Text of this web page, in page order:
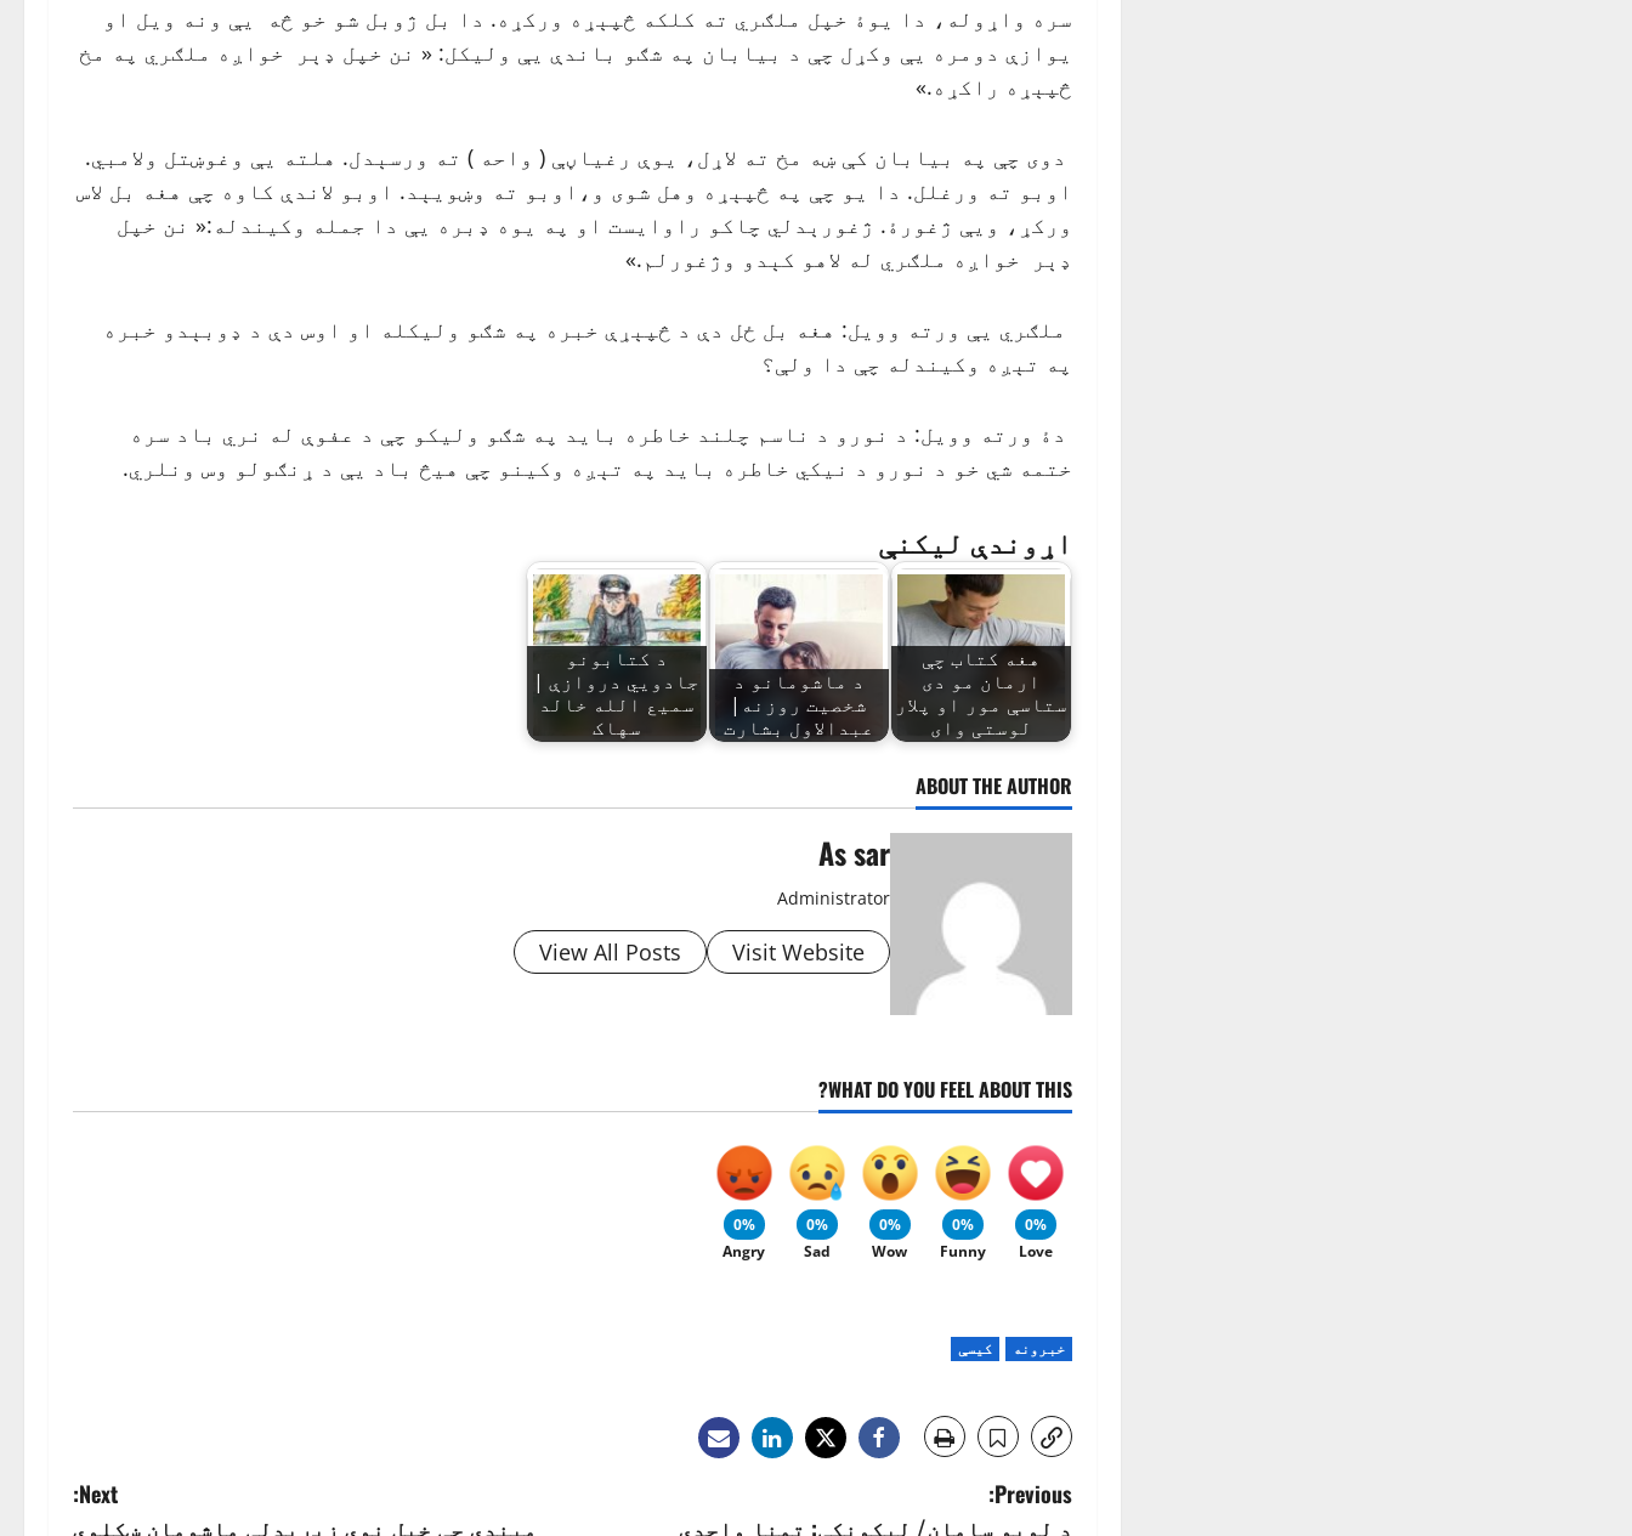
سره واړوله، دا يوۀ خپل ملګري ته كلكه څپېړه وركړه. دا بل ژوبل شو خو څه يې ونه ويل او
يوازې دومره يې وكړل چې د بيابان په شګو باندې يې وليكل: « نن خپل ډېر خواږه ملګري په مخ
څپېړه راكړه.»
دوى چې په بيابان كې ښه مخ ته لاړل، يوې رغياڼې ( واحه ) ته ورسېدل. هلته يې وغوښتل ولامبي.
اوبو ته ورغلل. دا يو چې په څپېړه وهل شوى و،اوبو ته وښويېد. اوبو لاندې کاوه چې هغه بل لاس
وركړ، ويې ژغورۀ. ژغورېدلي چاكو راوايست او په يوه ډبره يې دا جمله وكيندله:« نن خپل
ډېر خواږه ملګري له لاهو كېدو وژغورلم.»
ملګري يې ورته وويل: هغه بل ځل دې د څپېړې خبره په شګو وليكله او اوس دې د ډوبېدو خبره
په تېږه وكيندله چې دا ولې؟
دۀ ورته وويل: د نورو د ناسم چلند خاطره بايد په شګو وليكو چې د عفوې له نري باد سره
ختمه شي خو د نورو د نيكي خاطره بايد په تېږه وكينو چې هيڅ باد يې د ړنګولو وس ونلري.
اړوندې لیکنې
هغه کتاب چې
ارمان مو دی
ستاسې مور او پلار
لوستی وای
د ماشومانو د
شخصیت روزنه|
عبدالاول بشارت
د کتابونو
جادويي دروازې |
سمیع الله خالد
سهاک
ABOUT THE AUTHOR
As sar
Administrator
Visit Website
View All Posts
WHAT DO YOU FEEL ABOUT THIS?
0%
Love
0%
Funny
0%
Wow
0%
Sad
0%
Angry
خبرونه کیسې
P
Previous:
د لوبو سامان/ لیکونکې: تمنا واحدي
Next:
مېندي چې خپل نوې زیږېدلی ماشومان ښکلوې